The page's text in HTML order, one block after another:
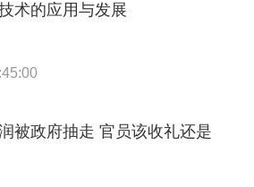
术的应用与发展
被政府抽走 官员该收礼还是